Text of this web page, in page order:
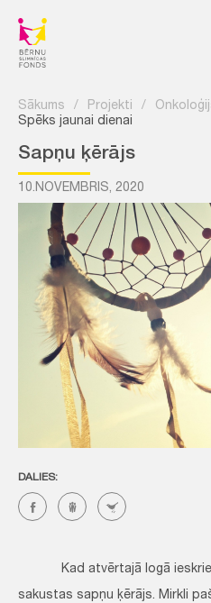
Sākums / Projekti /
Spēks jaunai dienai
Sapņu ķērājs
10.NOVEMBRIS, 2020
DALIES:
Kad atvērtajā logā
sakustas sapņu ķērājs. Mirkli